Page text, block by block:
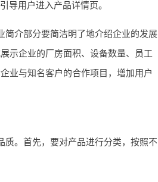
导用户进入产品详情页。
简介部分要简洁明了地介绍企业的发展
示企业的厂房面积、设备数量、员工
业与知名客户的合作项目，增加用户
质。首先，要对产品进行分类，按照不